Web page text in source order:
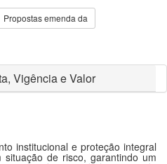
Propostas emenda da
Vigência e Valor
institucional e proteção integral
de risco, garantindo um